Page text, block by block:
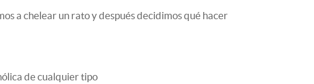
a chelear un rato y después decidimos qué hacer
de cualquier tipo